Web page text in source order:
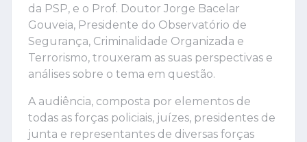
da PSP, e o Prof. Doutor Jorge Bacelar
Gouveia, Presidente do Observatório de
Segurança, Criminalidade Organizada e
Terrorismo, trouxeram as suas perspectivas e
análises sobre o tema em questão.
A audiência, composta por elementos de
todas as forças policiais, juízes, presidentes de
junta e representantes de diversas forças